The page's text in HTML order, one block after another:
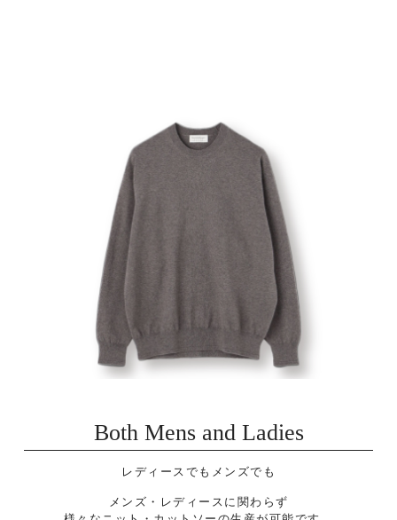
Both Mens and Ladies
レディースでもメンズでも
メンズ・レディースに関わらず